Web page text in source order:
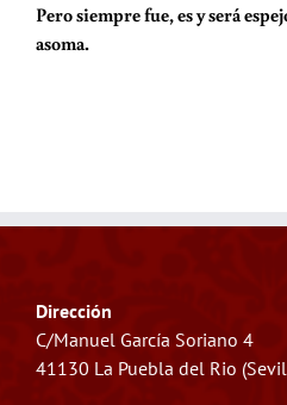
Pero siempre fue, es y será
asoma.
Dirección
C/Manuel García Soriano 4
41130 La Puebla del Rio